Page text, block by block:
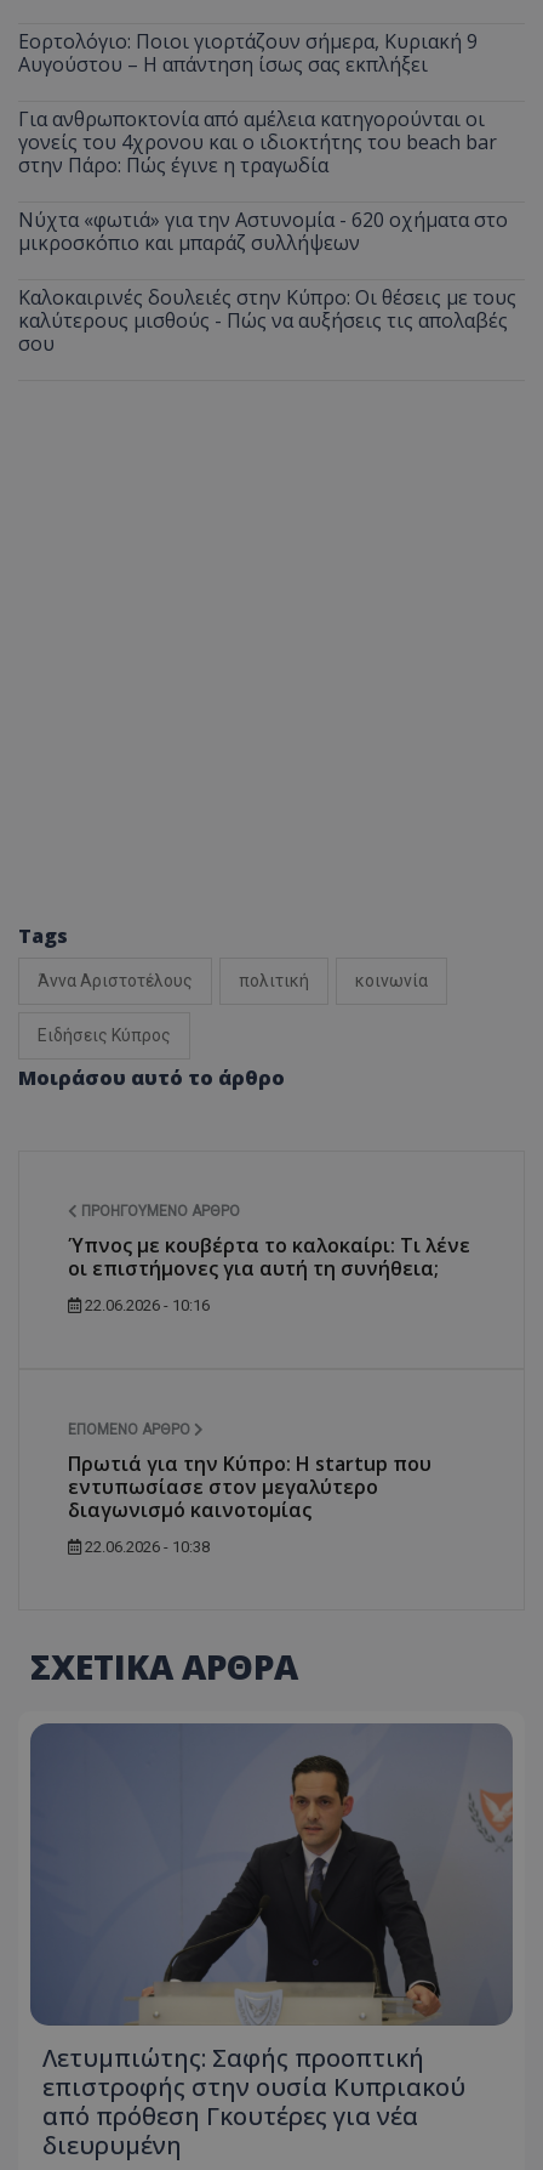
Εορτολόγιο: Ποιοι γιορτάζουν σήμερα, Κυριακή 9
Αυγούστου – Η απάντηση ίσως σας εκπλήξει
Για ανθρωποκτονία από αμέλεια κατηγορούνται οι
γονείς του 4χρονου και ο ιδιοκτήτης του beach bar
στην Πάρο: Πώς έγινε η τραγωδία
Νύχτα «φωτιά» για την Αστυνομία - 620 οχήματα στο
μικροσκόπιο και μπαράζ συλλήψεων
Καλοκαιρινές δουλειές στην Κύπρο: Οι θέσεις με τους
καλύτερους μισθούς - Πώς να αυξήσεις τις απολαβές
σου
Tags
Άννα Αριστοτέλους πολιτική κοινωνία
Ειδήσεις Κύπρος
Μοιράσου αυτό το άρθρο
ΠΡΟΗΓΟΎΜΕΝΟ ΆΡΘΡΟ
Ύπνος με κουβέρτα το καλοκαίρι: Τι λένε
οι επιστήμονες για αυτή τη συνήθεια;
22.06.2026 - 10:16
ΕΠΌΜΕΝΟ ΆΡΘΡΟ
Πρωτιά για την Κύπρο: Η startup που
εντυπωσίασε στον μεγαλύτερο
διαγωνισμό καινοτομίας
22.06.2026 - 10:38
ΣΧΕΤΙΚΑ ΑΡΘΡΑ
Λετυμπιώτης: Σαφής προοπτική
επιστροφής στην ουσία Κυπριακού
από πρόθεση Γκουτέρες για νέα
διευρυμένη